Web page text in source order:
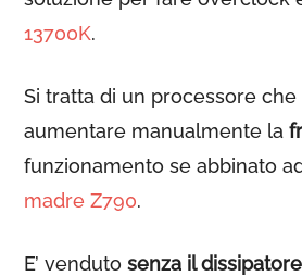
13700K.
Si tratta di un processore
aumentare manualmente la
funzionamento se abbinato
madre Z790.
E’ vendutosenza il dissipatore